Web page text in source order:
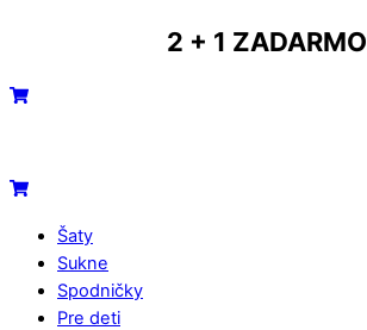
content
2 + 1 ZADARMO
Menu
Cart
Cart
Šaty
Sukne
Spodničky
Pre deti